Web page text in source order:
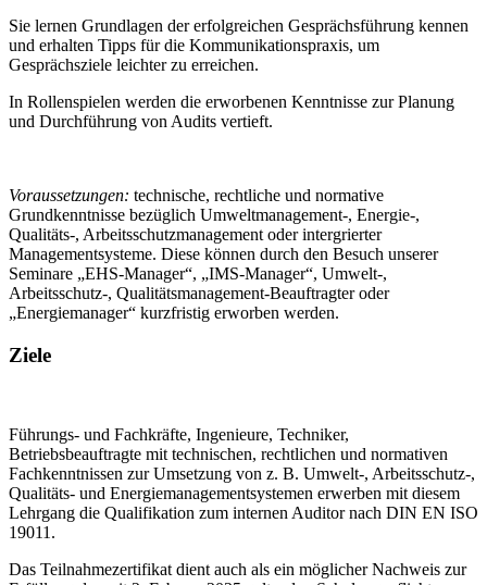
Sie lernen Grundlagen der erfolgreichen Gesprächsführung kennen
und erhalten Tipps für die Kommunikationspraxis, um
Gesprächsziele leichter zu erreichen.
In Rollenspielen werden die erworbenen Kenntnisse zur Planung
und Durchführung von Audits vertieft.
Voraussetzungen: technische, rechtliche und normative
Grundkenntnisse bezüglich Umweltmanagement-, Energie-,
Qualitäts-, Arbeitsschutzmanagement oder intergrierter
Managementsysteme. Diese können durch den Besuch unserer
Seminare „EHS-Manager“, „IMS-Manager“, Umwelt-,
Arbeitsschutz-, Qualitätsmanagement-Beauftragter oder
„Energiemanager“ kurzfristig erworben werden.
Ziele
Führungs- und Fachkräfte, Ingenieure, Techniker,
Betriebsbeauftragte mit technischen, rechtlichen und normativen
Fachkenntnissen zur Umsetzung von z. B. Umwelt-, Arbeitsschutz-,
Qualitäts- und Energiemanagementsystemen erwerben mit diesem
Lehrgang die Qualifikation zum internen Auditor nach DIN EN ISO
19011.
Das Teilnahmezertifikat dient auch als ein möglicher Nachweis zur